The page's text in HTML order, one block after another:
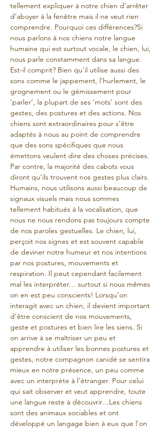
tellement expliquer à notre chien d’arrêter
d’aboyer à la fenêtre mais il ne veut rien
comprendre. Pourquoi ces différences?Si
nous parlons à nos chiens notre langue
humaine qui est surtout vocale, le chien, lui,
nous parle constamment dans sa langue.
Est-il comprit? Bien qu’il utilise aussi des
sons comme le jappement, l’hurlement, le
grognement ou le gémissement pour
‘parler’, la plupart de ses ‘mots’ sont des
gestes, des postures et des actions. Nos
chiens sont extraordinaires pour s’être
adaptés à nous au point de comprendre
que des sons spécifiques que nous
émettons veulent dire des choses précises.
Par contre, la majorité des cabots vous
diront qu’ils trouvent nos gestes plus clairs.
Humains, nous utilisons aussi beaucoup de
signaux visuels mais nous sommes
tellement habitués à la vocalisation, que
nous ne nous rendons pas toujours compte
de nos paroles gestuelles. Le chien, lui,
perçoit nos signes et est souvent capable
de deviner notre humeur et nos intentions
par nos postures, mouvements et
respiration. Il peut cependant facilement
mal les interpréter… surtout si nous mêmes
on en est peu conscients! Lorsqu’on
interagit avec un chien, il devient important
d’être conscient de nos mouvements,
geste et postures et bien lire les siens. Si
on arrive à se maîtriser un peu et
apprendre à utiliser les bonnes postures et
gestes, notre compagnon canidé se sentira
mieux en notre présence, un peu comme
avec un interprète à l’étranger. Pour celui
qui sait observer et veut apprendre, toute
une langue reste à découvrir…Les chiens
sont des animaux sociables et ont
développé un langage bien à eux que l’on